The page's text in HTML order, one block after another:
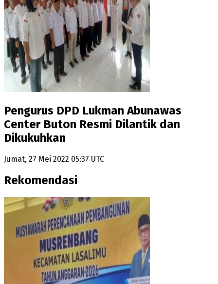
Pengurus DPD Lukman Abunawas
Center Buton Resmi Dilantik dan
Dikukuhkan
Jumat, 27 Mei 2022 05:37 UTC
Rekomendasi